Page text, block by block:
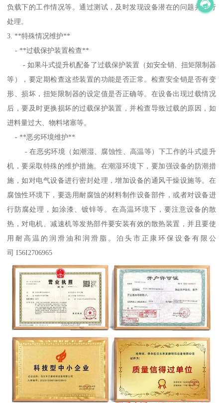
负载下的工作情况等。通过测试，及时发现设备潜在的问题并进行
处理。
3. **特殊情况维护**
- **过载保护装置检查**
- 如果斗式提升机配备了过载保护装置（如安全销、扭矩限制器
等），要定期检查这些装置的功能是否正常。检查安全销是否有变
形、损坏，扭矩限制器的设定值是否正确等。在设备出现过载情况
后，要及时更换损坏的过载保护装置，并检查导致过载的原因，如
进料量过大、物料堵塞等。
- **恶劣环境维护**
- 在恶劣环境（如潮湿、腐蚀性、高温等）下工作的斗式提升
机，要采取特殊的维护措施。在潮湿环境下，要加强设备的防潮措
施，如对电气设备进行密封处理，增加设备的通风干燥设施等。在
腐蚀性环境下，要选用耐腐蚀的材料制作设备部件，或者对设备进
行防腐处理，如涂漆、镀锌等。在高温环境下，要注意设备的散
热，对电机、减速机等发热部件要安装有效的散热装置，并且要使
用耐高温的润滑油和润滑脂。泊头市正康环保设备有限公
司 I56I2706965